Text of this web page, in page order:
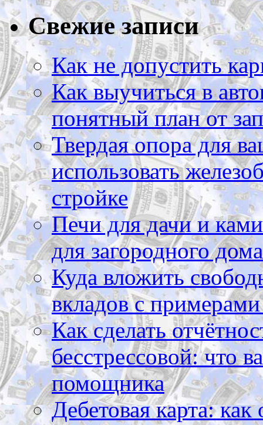
Свежие записи
Как не допустить
Как выучиться в
понятный план от
Твердая опора для
использовать
стройке
Печи для дачи и
для загородного дома
Куда вложить
вкладов с
Как сделать
бесстрессовой: что
помощника
Дебетовая карта: